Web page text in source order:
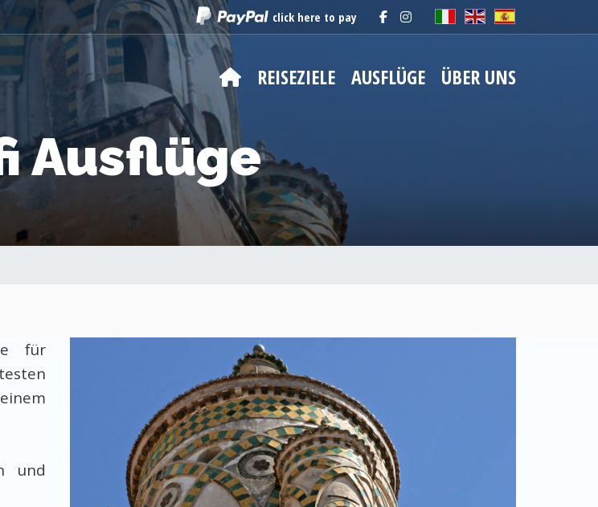
click here to pay
REISEZIELE AUSFLÜGE ÜBER UNS
Ausflüge
für
und